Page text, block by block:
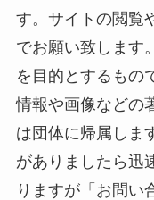
す。サイトの閲覧
でお願い致します
を目的とするもの
情報や画像などの
は団体に帰属しま
がありましたら迅
りますが「お問い